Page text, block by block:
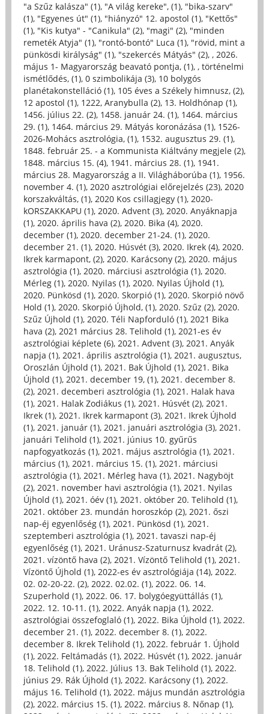
"a Szűz kalásza" (1), "A világ kereke", (1), "bika-szarv"
(1), "Egyenes út" (1), "hiányzó" 12. apostol (1), "Kettős"
(1), "Kis kutya" - "Canikula" (2), "magi" (2), "minden
remeték Atyja" (1), "rontó-bontó" Luca (1), "rövid, mint a
pünkösdi királyság" (1), "szekercés Mátyás" (2), , 2026.
május 1- Magyarország beavató pontja, (1), , történelmi
ismétlődés, (1), 0 szimbolikája (3), 10 bolygós
planétakonstelláció (1), 105 éves a Székely himnusz, (2),
12 apostol (1), 1222, Aranybulla (2), 13. Holdhónap (1),
1456. július 22. (2), 1458. január 24. (1), 1464. március
29. (1), 1464. március 29. Mátyás koronázása (1), 1526-
2026-Mohács asztrológia, (1), 1532. augusztus 29. (1),
1848. február 25. - a Kommunista Kiáltvány megjele (2),
1848. március 15. (4), 1941. március 28. (1), 1941.
március 28. Magyarország a II. Világháborúba (1), 1956.
november 4. (1), 2020 asztrológiai előrejelzés (23), 2020
korszakváltás, (1), 2020 Kos csillagjegy (1), 2020-
kORSZAKKAPU (1), 2020. Advent (3), 2020. Anyáknapja
(1), 2020. április hava (2), 2020. Bika (4), 2020.
december (1), 2020. december 21-24. (1), 2020.
december 21. (1), 2020. Húsvét (3), 2020. Ikrek (4), 2020.
Ikrek karmapont, (2), 2020. Karácsony (2), 2020. május
asztrológia (1), 2020. márciusi asztrológia (1), 2020.
Mérleg (1), 2020. Nyilas (1), 2020. Nyilas Újhold (1),
2020. Pünkösd (1), 2020. Skorpió (1), 2020. Skorpió növő
Hold (1), 2020. Skorpió Újhold, (1), 2020. Szűz (2), 2020.
Szűz Újhold (1), 2020. Téli Napforduló (1), 2021 Bika
hava (2), 2021 március 28. Telihold (1), 2021-es év
asztrológiai képlete (6), 2021. Advent (3), 2021. Anyák
napja (1), 2021. április asztrológia (1), 2021. augusztus,
Oroszlán Újhold (1), 2021. Bak Újhold (1), 2021. Bika
Újhold (1), 2021. december 19, (1), 2021. december 8.
(2), 2021. decemberi asztrológia (1), 2021. Halak hava
(1), 2021. Halak Zodiákus (1), 2021. Húsvét (2), 2021.
Ikrek (1), 2021. Ikrek karmapont (3), 2021. Ikrek Újhold
(1), 2021. január (1), 2021. januári asztrológia (3), 2021.
januári Telihold (1), 2021. június 10. gyűrűs
napfogyatkozás (1), 2021. május asztrológia (1), 2021.
március (1), 2021. március 15. (1), 2021. márciusi
asztrológia (1), 2021. Mérleg hava (1), 2021. Nagyböjt
(2), 2021. november havi asztrológia (1), 2021. Nyilas
Újhold (1), 2021. óév (1), 2021. október 20. Telihold (1),
2021. október 23. mundán horoszkóp (2), 2021. őszi
nap-éj egyenlőség (1), 2021. Pünkösd (1), 2021.
szeptemberi asztrológia (1), 2021. tavaszi nap-éj
egyenlőség (1), 2021. Uránusz-Szaturnusz kvadrát (2),
2021. vízöntő hava (2), 2021. Vízöntő Telihold (1), 2021.
Vízöntő Újhold (1), 2022-es év asztrológiája (14), 2022.
02. 02-20-22. (2), 2022. 02.02. (1), 2022. 06. 14.
Szuperhold (1), 2022. 06. 17. bolygóegyüttállás (1),
2022. 12. 10-11. (1), 2022. Anyák napja (1), 2022.
asztrológiai összefoglaló (1), 2022. Bika Újhold (1), 2022.
december 21. (1), 2022. december 8. (1), 2022.
december 8. Ikrek Telihold (1), 2022. február 1. Újhold
(1), 2022. Feltámadás (1), 2022. Húsvét (1), 2022. január
18. Telihold (1), 2022. Július 13. Bak Telihold (1), 2022.
június 29. Rák Újhold (1), 2022. Karácsony (1), 2022.
május 16. Telihold (1), 2022. május mundán asztrológia
(2), 2022. március 15. (1), 2022. március 8. Nőnap (1),